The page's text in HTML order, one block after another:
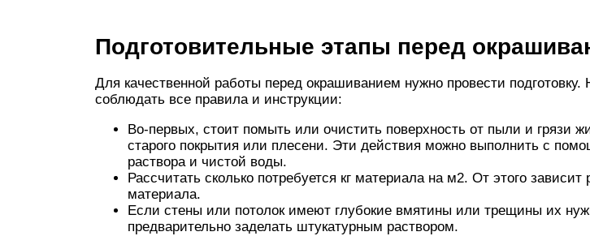
Подготовительные этапы перед
Для качественной работы перед окрашиванием нужно провести подготовку.
соблюдать все правила и инструкции:
Во-первых, стоит помыть или очистить поверхность от пыли и грязи
старого покрытия или плесени. Эти действия можно выполнить с
раствора и чистой воды.
Рассчитать сколько потребуется кг материала на м2. От этого зависит
материала.
Если стены или потолок имеют глубокие вмятины или трещины их
предварительно заделать штукатурным раствором.